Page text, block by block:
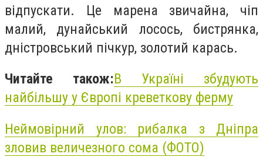
відпускати. Це марена звичайна, чіп
малий, дунайський лосось, бистрянка,
дністровський пічкур, золотий карась.
Читайте також:В Україні збудують
найбільшу у Європі креветкову ферму
Неймовірний улов: рибалка з Дніпра
зловив величезного сома (ФОТО)